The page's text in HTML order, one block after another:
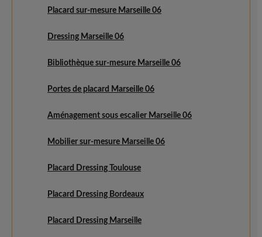
Placard sur-mesure Marseille 06
Dressing Marseille 06
Bibliothèque sur-mesure Marseille 06
Portes de placard Marseille 06
Aménagement sous escalier Marseille 06
Mobilier sur-mesure Marseille 06
Placard Dressing Toulouse
Placard Dressing Bordeaux
Placard Dressing Marseille